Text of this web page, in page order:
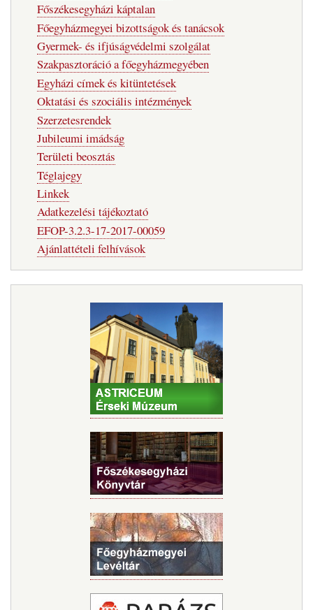
Főszékesegyházi káptalan
Főegyházmegyei bizottságok és tanácsok
Gyermek- és ifjúságvédelmi szolgálat
Szakpasztoráció a főegyházmegyében
Egyházi címek és kitüntetések
Oktatási és szociális intézmények
Szerzetesrendek
Jubileumi imádság
Területi beosztás
Téglajegy
Linkek
Adatkezelési tájékoztató
EFOP-3.2.3-17-2017-00059
Ajánlattételi felhívások